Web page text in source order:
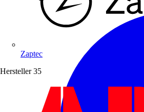
Zaptec
Hersteller 35